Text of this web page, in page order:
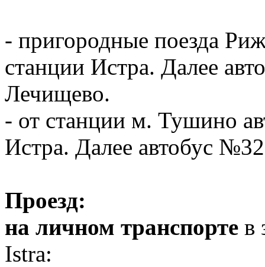
- пригородные поезда
станции Истра. Далее
Лечищево.
- от станции м. Тушино
Истра. Далее автобус
Проезд:
на личном транспорте в
Istra: